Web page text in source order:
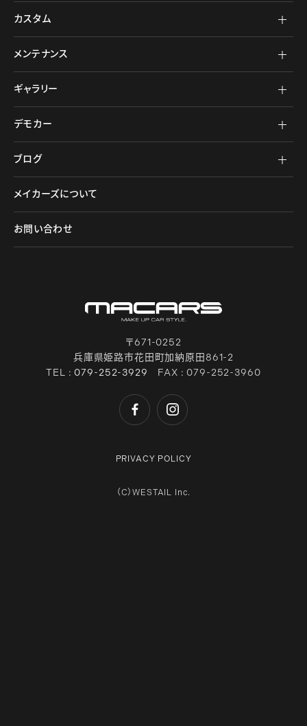
カスタム
メンテナンス
ギャラリー
デモカー
ブログ
メイカーズについて
お問い合わせ
〒671-0252
兵庫県姫路市花田町加納原田861-2
TEL :079-252-3929 FAX : 079-252-3960
PRIVACY POLICY
（C）WESTAIL Inc.